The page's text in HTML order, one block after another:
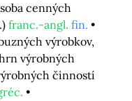
cenných
franc.-angl. fin.
výrobkov,
výrobných
činností